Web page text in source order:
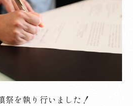
祭を執り行いました！